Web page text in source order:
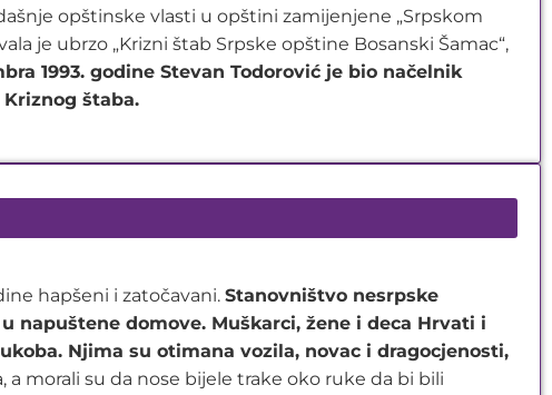
opštinske vlasti u opštini zamijenjene „Srpskom
je ubrzo „Krizni štab Srpske opštine Bosanski Šamac“,
1993. godine Stevan Todorović je bio načelnik
štaba.
hapšeni i zatočavani. Stanovništvo nesrpske
napuštene domove. Muškarci, žene i deca Hrvati i
Njima su otimana vozila, novac i dragocjenosti,
morali su da nose bijele trake oko ruke da bi bili